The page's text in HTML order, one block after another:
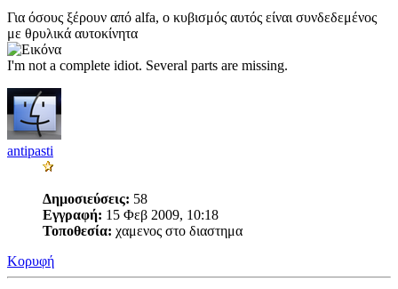
Για όσους ξέρουν από alfa, ο κυβισμός αυτός είναι συνδεδεμένος
με θρυλικά αυτοκίνητα
I'm not a complete idiot. Several parts are missing.
antipasti
Δημοσιεύσεις: 58
Εγγραφή: 15 Φεβ 2009, 10:18
Τοποθεσία: χαμενος στο διαστημα
Κορυφή